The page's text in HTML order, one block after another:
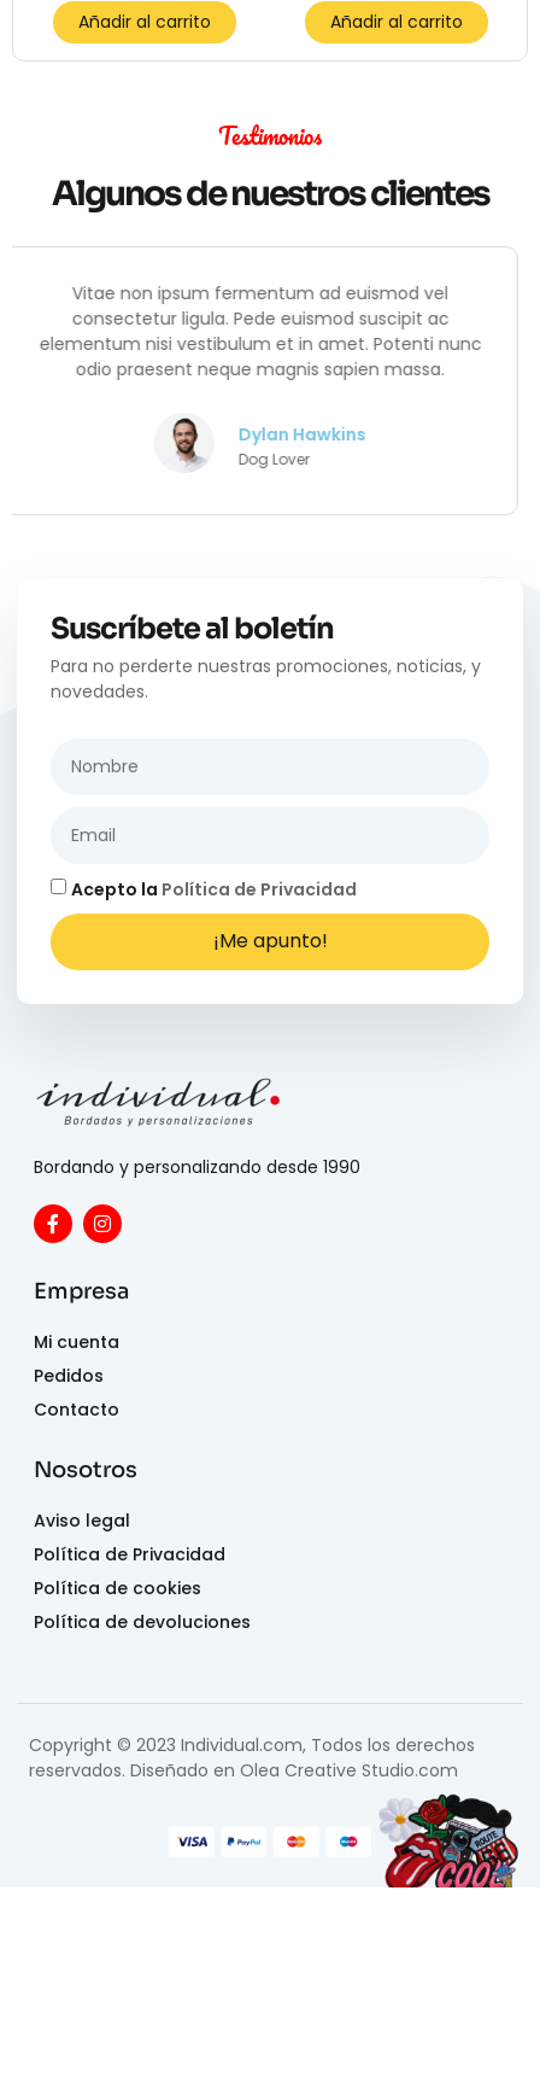
Añadir al carrito Añadir al carrito
Testimonios
Algunos de nuestros clientes
Vitae non ipsum fermentum ad euismod vel
consectetur ligula. Pede euismod suscipit ac
elementum nisi vestibulum et in amet. Potenti nunc
odio praesent neque magnis sapien massa.
Daisy Mitchell
Cat Lovers
Suscríbete al boletín
Para no perderte nuestras promociones, noticias, y
novedades.
Acepto la Política de Privacidad
¡Me apunto!
Bordando y personalizando desde 1990
Empresa
Mi cuenta
Pedidos
Contacto
Nosotros
Aviso legal
Política de Privacidad
Política de cookies
Política de devoluciones
Copyright © 2023 Individual.com, Todos los derechos
reservados. Diseñado en Olea Creative Studio.com